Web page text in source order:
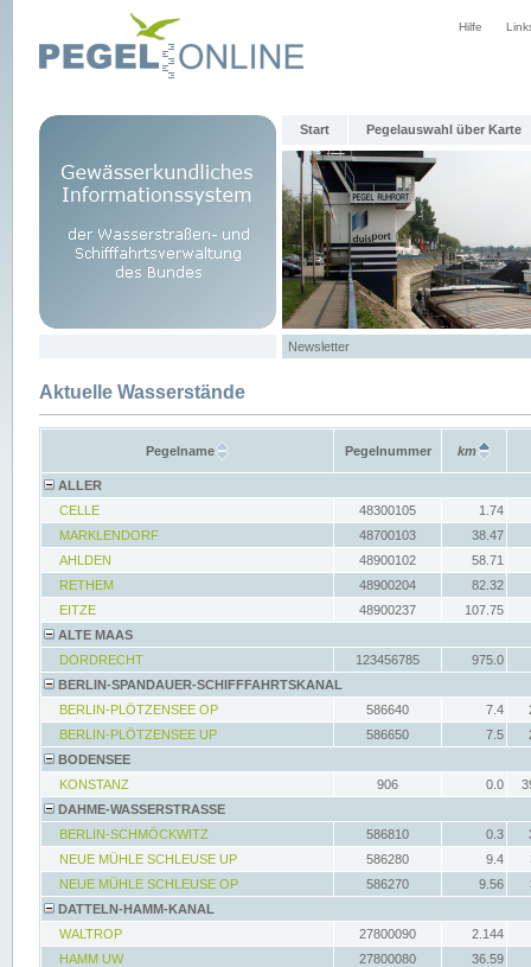
Hilfe
Start Pegelauswahl über Karte
Newsletter
Aktuelle Wasserstände
Pegelname Pegelnummer km
ALLER
CELLE
48300105
1.74
MARKLENDORF
48700103
38.47
AHLDEN
48900102
58.71
RETHEM
48900204
82.32
EITZE
48900237
107.75
ALTE MAAS
DORDRECHT
123456785
975.0
BERLIN-SPANDAUER-SCHIFFFAHRTSKANAL
BERLIN-PLÖTZENSEE OP
586640 7.4
BERLIN-PLÖTZENSEE UP
586650 7.5
BODENSEE
KONSTANZ
906 0.0
DAHME-WASSERSTRASSE
BERLIN-SCHMÖCKWITZ
586810 0.3
NEUE MÜHLE SCHLEUSE UP
586280 9.4
NEUE MÜHLE SCHLEUSE OP
586270 9.56
DATTELN-HAMM-KANAL
WALTROP
27800090
2.144
HAMM UW
27800080
36.59